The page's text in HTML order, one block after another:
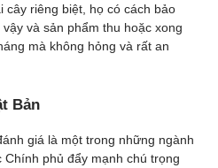
cây riêng biệt, họ có cách bảo
và sản phẩm thu hoặc xong
mà không hỏng và rất an
Bản
giá là một trong những ngành
phủ đẩy mạnh chú trọng